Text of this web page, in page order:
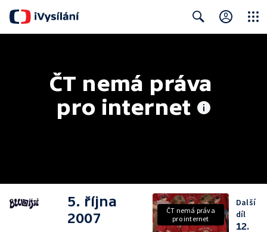
ČT nemá práva
pro internet
5. října
2007
ČT nemá práva
pro internet
Další
díl
12.